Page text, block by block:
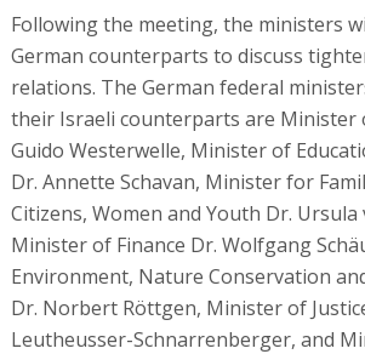
Following the meeting, the ministers
German counterparts to discuss
relations. The German federal
their Israeli counterparts are Minister
Guido Westerwelle, Minister of
Dr. Annette Schavan, Minister for
Citizens, Women and Youth Dr. Ursula
Minister of Finance Dr. Wolfgang
Environment, Nature Conservation
Dr. Norbert Röttgen, Minister of
Leutheusser-Schnarrenberger, and